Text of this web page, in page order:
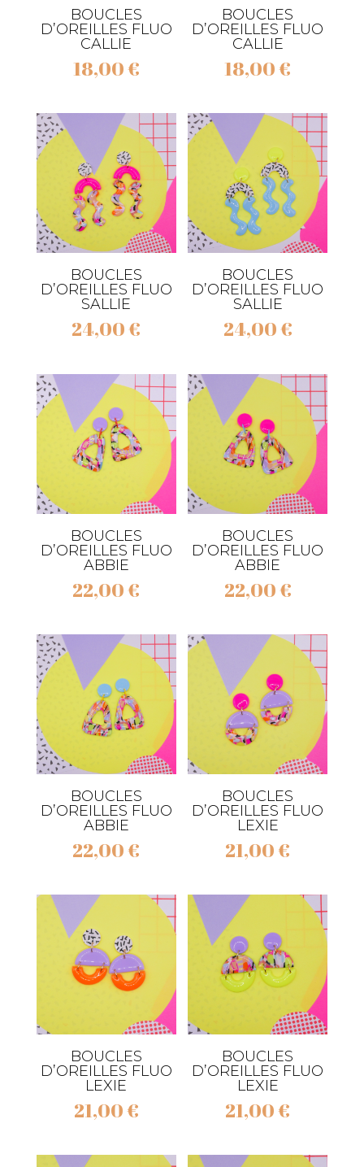
BOUCLES
D’OREILLES FLUO
CALLIE
18,00€
BOUCLES
D’OREILLES FLUO
CALLIE
18,00€
BOUCLES
D’OREILLES FLUO
SALLIE
24,00€
BOUCLES
D’OREILLES FLUO
SALLIE
24,00€
BOUCLES
D’OREILLES FLUO
ABBIE
22,00€
BOUCLES
D’OREILLES FLUO
ABBIE
22,00€
BOUCLES
D’OREILLES FLUO
ABBIE
22,00€
BOUCLES
D’OREILLES FLUO
LEXIE
21,00€
BOUCLES
D’OREILLES FLUO
LEXIE
21,00€
BOUCLES
D’OREILLES FLUO
LEXIE
21,00€